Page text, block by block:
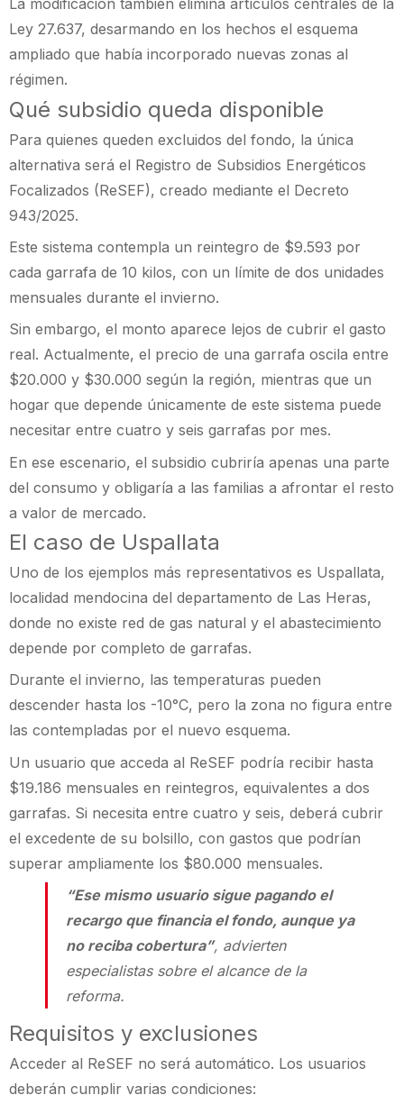
La modificación también elimina artículos centrales de la
Ley 27.637, desarmando en los hechos el esquema
ampliado que había incorporado nuevas zonas al
régimen.
Qué subsidio queda disponible
Para quienes queden excluidos del fondo, la única
alternativa será el Registro de Subsidios Energéticos
Focalizados (ReSEF), creado mediante el Decreto
943/2025.
Este sistema contempla un reintegro de $9.593 por
cada garrafa de 10 kilos, con un límite de dos unidades
mensuales durante el invierno.
Sin embargo, el monto aparece lejos de cubrir el gasto
real. Actualmente, el precio de una garrafa oscila entre
$20.000 y $30.000 según la región, mientras que un
hogar que depende únicamente de este sistema puede
necesitar entre cuatro y seis garrafas por mes.
En ese escenario, el subsidio cubriría apenas una parte
del consumo y obligaría a las familias a afrontar el resto
a valor de mercado.
El caso de Uspallata
Uno de los ejemplos más representativos es Uspallata,
localidad mendocina del departamento de Las Heras,
donde no existe red de gas natural y el abastecimiento
depende por completo de garrafas.
Durante el invierno, las temperaturas pueden
descender hasta los -10°C, pero la zona no figura entre
las contempladas por el nuevo esquema.
Un usuario que acceda al ReSEF podría recibir hasta
$19.186 mensuales en reintegros, equivalentes a dos
garrafas. Si necesita entre cuatro y seis, deberá cubrir
el excedente de su bolsillo, con gastos que podrían
superar ampliamente los $80.000 mensuales.
“Ese mismo usuario sigue pagando el
recargo que financia el fondo, aunque ya
no reciba cobertura”, advierten
especialistas sobre el alcance de la
reforma.
Requisitos y exclusiones
Acceder al ReSEF no será automático. Los usuarios
deberán cumplir varias condiciones: